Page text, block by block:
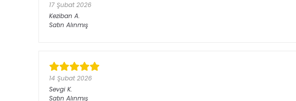
17 Şubat 2026
Keziban A.
Satın Alınmış
14 Şubat 2026
Sevgi K.
Satın Alınmış